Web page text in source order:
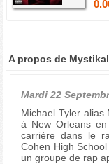
A propos de Mystikal
Mardi 22
Michael Tyler alias
à New Orleans
carrière dans le
Cohen High
un groupe de rap